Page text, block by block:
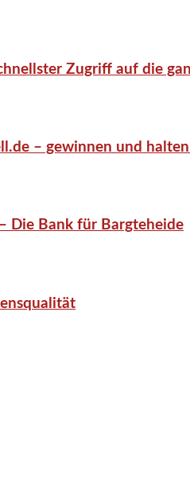
Zugriff auf die
– gewinnen und
Die Bank für Bargteheide